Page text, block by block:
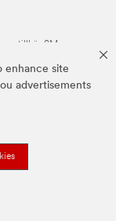
enhance site
advertisements
tillhör 3M.